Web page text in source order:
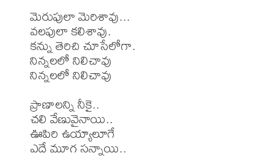
మెరుపులా మెరిశావు...
వలపులా కలిశావు.
కన్ను తెరిచి చూసేలోగా.
నిన్నలలో నిలిచావు
నిన్నలలో నిలిచావు
ప్రాణాలన్ని నీకై..
చలి వేణువైనాయి..
ఊపిరి ఉయ్యాలూగే
ఎదే మూగ సన్నాయి..